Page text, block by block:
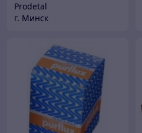
Prodetal
г. Минск